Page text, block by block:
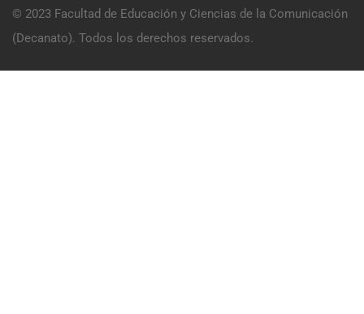
© 2023 Facultad de Educación y Ciencias de la Comunicación
(Decanato). Todos los derechos reservados.